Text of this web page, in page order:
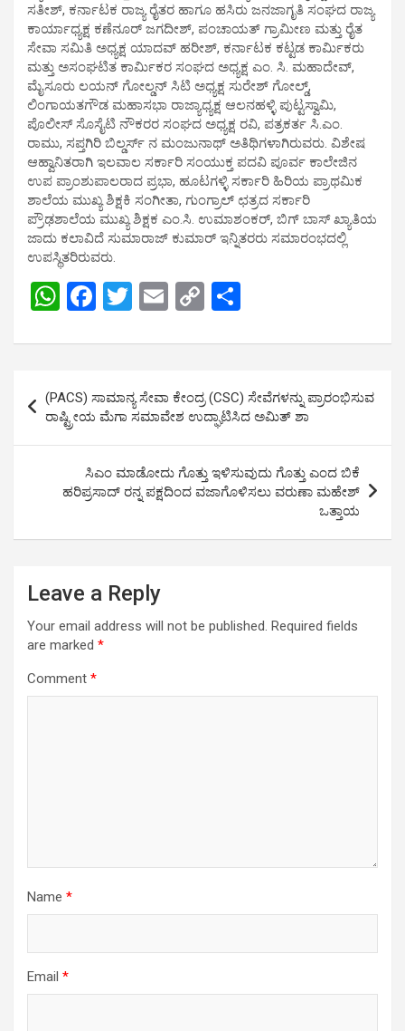
ಸತೀಶ್, ಕರ್ನಾಟಕ ರಾಜ್ಯ ರೈತರ ಹಾಗೂ ಹಸಿರು ಜನಜಾಗೃತಿ ಸಂಘದ ರಾಜ್ಯ
ಕಾರ್ಯಾಧ್ಯಕ್ಷ ಕಣೆನೂರ್ ಜಗದೀಶ್, ಪಂಚಾಯತ್ ಗ್ರಾಮೀಣ ಮತ್ತು ರೈತ
ಸೇವಾ ಸಮಿತಿ ಅಧ್ಯಕ್ಷ ಯಾದವ್ ಹರೀಶ್, ಕರ್ನಾಟಕ ಕಟ್ಟಡ ಕಾರ್ಮಿಕರು
ಮತ್ತು ಅಸಂಘಟಿತ ಕಾರ್ಮಿಕರ ಸಂಘದ ಅಧ್ಯಕ್ಷ ಎಂ. ಸಿ. ಮಹಾದೇವ್,
ಮೈಸೂರು ಲಯನ್ ಗೋಲ್ಡನ್ ಸಿಟಿ ಅಧ್ಯಕ್ಷ ಸುರೇಶ್ ಗೋಲ್ಡ್,
ಲಿಂಗಾಯತಗೌಡ ಮಹಾಸಭಾ ರಾಜ್ಯಾಧ್ಯಕ್ಷ ಆಲನಹಳ್ಳಿ ಪುಟ್ಟಸ್ವಾಮಿ,
ಪೊಲೀಸ್ ಸೊಸೈಟಿ ನೌಕರರ ಸಂಘದ ಅಧ್ಯಕ್ಷ ರವಿ, ಪತ್ರಕರ್ತ ಸಿ.ಎಂ.
ರಾಮು, ಸಪ್ತಗಿರಿ ಬಿಲ್ಡರ್ಸ್ ನ ಮಂಜುನಾಥ್ ಅತಿಥಿಗಳಾಗಿರುವರು. ವಿಶೇಷ
ಆಹ್ವಾನಿತರಾಗಿ ಇಲವಾಲ ಸರ್ಕಾರಿ ಸಂಯುಕ್ತ ಪದವಿ ಪೂರ್ವ ಕಾಲೇಜಿನ
ಉಪ ಪ್ರಾಂಶುಪಾಲರಾದ ಪ್ರಭಾ, ಹೂಟಗಳ್ಳಿ ಸರ್ಕಾರಿ ಹಿರಿಯ ಪ್ರಾಥಮಿಕ
ಶಾಲೆಯ ಮುಖ್ಯ ಶಿಕ್ಷಕಿ ಸಂಗೀತಾ, ಗುಂಗ್ರಾಲ್ ಛತ್ರದ ಸರ್ಕಾರಿ
ಪ್ರೌಢಶಾಲೆಯ ಮುಖ್ಯ ಶಿಕ್ಷಕ ಎಂ.ಸಿ. ಉಮಾಶಂಕರ್, ಬಿಗ್ ಬಾಸ್ ಖ್ಯಾತಿಯ
ಜಾದು ಕಲಾವಿದೆ ಸುಮಾರಾಜ್ ಕುಮಾರ್ ಇನ್ನಿತರರು ಸಮಾರಂಭದಲ್ಲಿ
ಉಪಸ್ಥಿತರಿರುವರು.
W
at
s
A
p
F
ce
o
o
k
T
tt
er
E
ail
C
py
Li
n
k
ar
e
navigation
(PACS) ಸಾಮಾನ್ಯ ಸೇವಾ ಕೇಂದ್ರ (CSC) ಸೇವೆಗಳನ್ನು ಪ್ರಾರಂಭಿಸುವ
ರಾಷ್ಟ್ರೀಯ ಮೆಗಾ ಸಮಾವೇಶ ಉದ್ಘಾಟಿಸಿದ ಅಮಿತ್ ಶಾ
ಸಿಎಂ ಮಾಡೋದು ಗೊತ್ತು ಇಳಿಸುವುದು ಗೊತ್ತು ಎಂದ ಬಿಕೆ
ಹರಿಪ್ರಸಾದ್ ರನ್ನ ಪಕ್ಷದಿಂದ ವಜಾಗೊಳಿಸಲು ವರುಣಾ ಮಹೇಶ್
ಒತ್ತಾಯ
Leave a Reply
Your email address will not be published. Required fields
are marked *
Comment *
Name *
Email *